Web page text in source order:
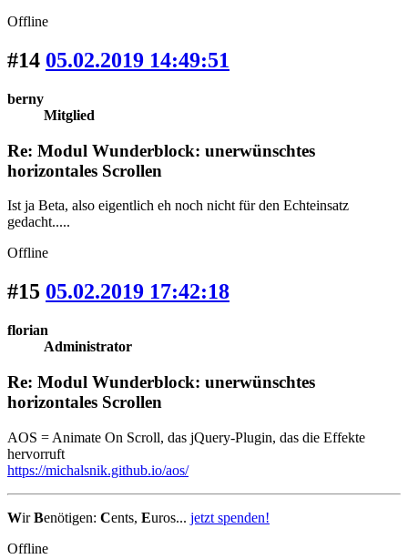
Offline
#14 05.02.2019 14:49:51
berny
Mitglied
Re: Modul Wunderblock: unerwünschtes
horizontales Scrollen
Ist ja Beta, also eigentlich eh noch nicht für den Echteinsatz
gedacht.....
Offline
#15 05.02.2019 17:42:18
florian
Administrator
Re: Modul Wunderblock: unerwünschtes
horizontales Scrollen
AOS = Animate On Scroll, das jQuery-Plugin, das die Effekte
hervorruft
https://michalsnik.github.io/aos/
WirBenötigen: Cents, Euros... jetzt spenden!
Offline